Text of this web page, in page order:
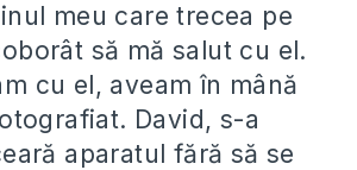
meu care trecea pe
să mă salut cu el.
cu el, aveam în mână
David, s-a
aparatul fără să se